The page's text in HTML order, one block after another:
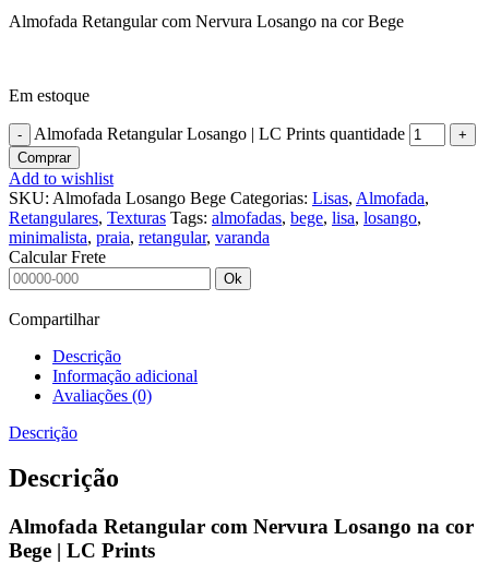
Almofada Retangular com Nervura Losango na cor Bege
Em estoque
Almofada Retangular Losango | LC Prints quantidade
Comprar
Add to wishlist
SKU: Almofada Losango Bege Categorias: Lisas, Almofada,
Retangulares, Texturas Tags: almofadas, bege, lisa, losango,
minimalista, praia, retangular, varanda
Calcular Frete
Ok
Compartilhar
Descrição
Informação adicional
Avaliações (0)
Descrição
Descrição
Almofada Retangular com Nervura Losango na cor
Bege | LC Prints